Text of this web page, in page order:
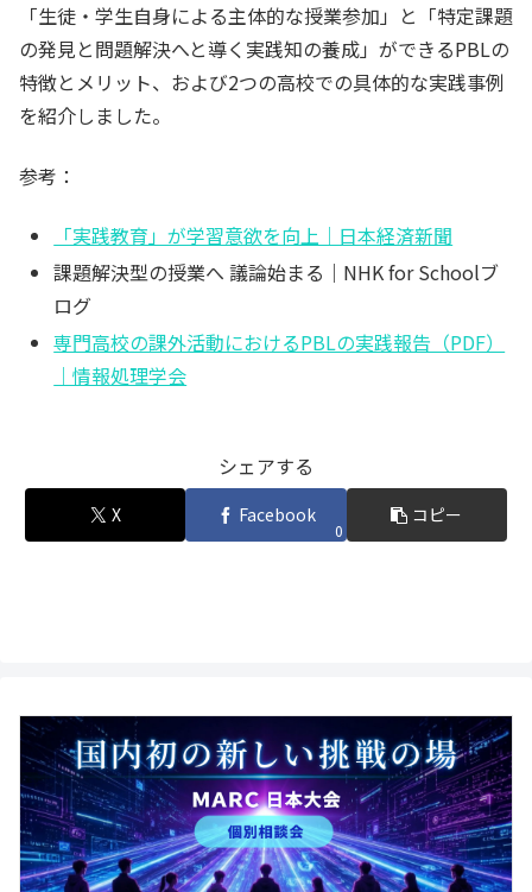
「生徒・学生自身による主体的な授業参加」と「特定課題
の発見と問題解決へと導く実践知の養成」ができるPBLの
特徴とメリット、および2つの高校での具体的な実践事例
を紹介しました。
参考：
「実践教育」が学習意欲を向上｜日本経済新聞
課題解決型の授業へ 議論始まる｜NHK for Schoolブ
ログ
専門高校の課外活動におけるPBLの実践報告（PDF）
｜情報処理学会
シェアする
X Facebook
0
コピー